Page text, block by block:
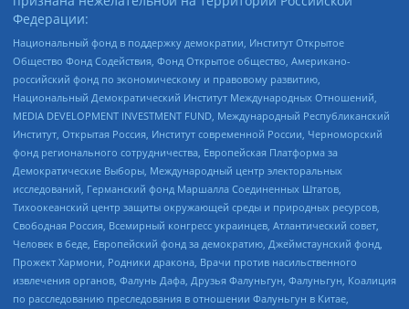
Федерации:
Национальный фонд в поддержку демократии, Институт Открытое
Общество Фонд Содействия, Фонд Открытое общество, Американо-
российский фонд по экономическому и правовому развитию,
Национальный Демократический Институт Международных Отношений,
MEDIA DEVELOPMENT INVESTMENT FUND, Международный Республиканский
Институт, Открытая Россия, Институт современной России, Черноморский
фонд регионального сотрудничества, Европейская Платформа за
Демократические Выборы, Международный центр электоральных
исследований, Германский фонд Маршалла Соединенных Штатов,
Тихоокеанский центр защиты окружающей среды и природных ресурсов,
Свободная Россия, Всемирный конгресс украинцев, Атлантический совет,
Человек в беде, Европейский фонд за демократию, Джеймстаунский фонд,
Прожект Хармони, Родники дракона, Врачи против насильственного
извлечения органов, Фалунь Дафа, Друзья Фалуньгун, Фалуньгун, Коалиция
по расследованию преследования в отношении Фалуньгун в Китае,